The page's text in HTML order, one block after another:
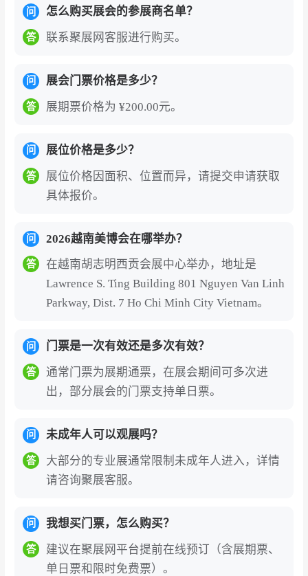
问 怎么购买展会的参展商名单？
答 联系聚展网客服进行购买。
问 展会门票价格是多少？
答 展期票价格为 ¥200.00元。
问 展位价格是多少？
答
展位价格因面积、位置而异，请提交申请获取
具体报价。
问 2026越南美博会在哪举办？
答
在越南胡志明西贡会展中心举办，地址是
Lawrence S. Ting Building 801 Nguyen Van Linh
Parkway, Dist. 7 Ho Chi Minh City Vietnam。
问 门票是一次有效还是多次有效？
答
通常门票为展期通票，在展会期间可多次进
出，部分展会的门票支持单日票。
问 未成年人可以观展吗？
答
大部分的专业展通常限制未成年人进入，详情
请咨询聚展客服。
问 我想买门票，怎么购买？
答
建议在聚展网平台提前在线预订（含展期票、
单日票和限时免费票）。